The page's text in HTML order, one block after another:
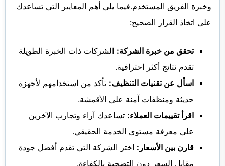
وخبرة الفريق المستخدم.فيما يلي أهم المعايير التي تساعدك
على اتخاذ القرار الصحيح:
تحقق من خبرة الشركة: الشركات ذات الخبرة الطويلة
تقدم نتائج أكثر احترافية.
اسأل عن تقنيات التنظيف: تأكد من استخدامهم لأجهزة
حديثة ومنظفات آمنة على الأقمشة.
اقرأ تقييمات العملاء: تساعدك آراء وتجارب الآخرين
على معرفة مستوى الخدمة الحقيقي.
قارن بين الأسعار: اختر الشركة التي تقدم أفضل جودة
مقابل السعر دون التضحية بالكفاءة.